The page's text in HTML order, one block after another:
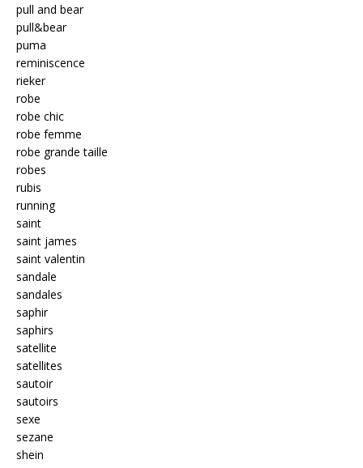
pull and bear
pull&bear
puma
reminiscence
rieker
robe
robe chic
robe femme
robe grande taille
robes
rubis
running
saint
saint james
saint valentin
sandale
sandales
saphir
saphirs
satellite
satellites
sautoir
sautoirs
sexe
sezane
shein